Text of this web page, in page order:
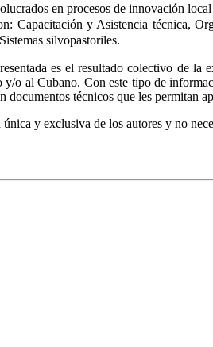
en procesos de innovación
Capacitación y Asistencia técnica,
silvopastoriles.
es el resultado colectivo de la
o al Cubano. Con este tipo de
técnicos que les permitan
y exclusiva de los autores y no